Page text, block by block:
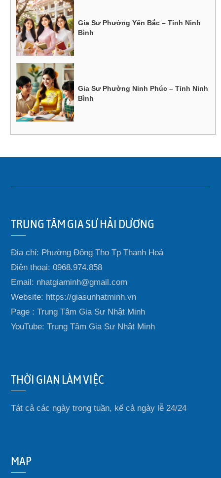
Gia Sư Phường Yên Bắc – Tỉnh Ninh
Bình
Gia Sư Phường Ninh Phúc – Tỉnh Ninh
Bình
TRUNG TÂM GIA SƯ HẢI DƯƠNG
Địa chỉ: Phường Đông Thọ Tp Thanh Hoá
Điện thoại: 0968.974.858
Email: nhatgiaminh@gmail.com
Website: https://giasunhatminh.vn
Page : Trung Tâm Gia Sư Nhật Minh
YouTube: Trung Tâm Gia Sư Nhật Minh
THỜI GIAN LÀM VIỆC
Tát cả các ngày trong tuần, kể cả ngày lễ 24/24
MAP